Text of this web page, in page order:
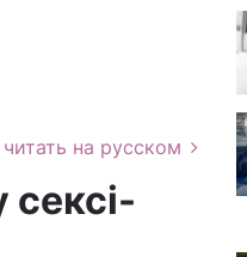
читать на русском